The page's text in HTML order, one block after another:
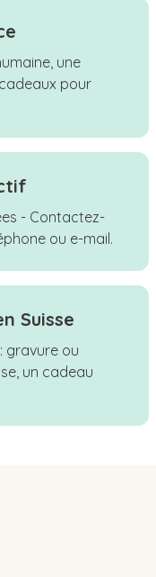
une
pour
- Contactez-
ou e-mail.
Suisse
gravure ou
un cadeau